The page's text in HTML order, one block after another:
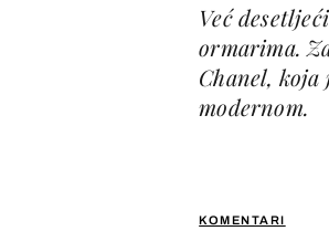
KOMENTARI
Već
ormarima.
Chanel, koja
modernom.